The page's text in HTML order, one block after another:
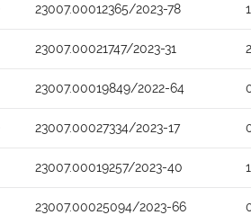
23007.00012365/2023-78
23007.00021747/2023-31
23007.00019849/2022-64
23007.00027334/2023-17
23007.00019257/2023-40
23007.00025094/2023-66